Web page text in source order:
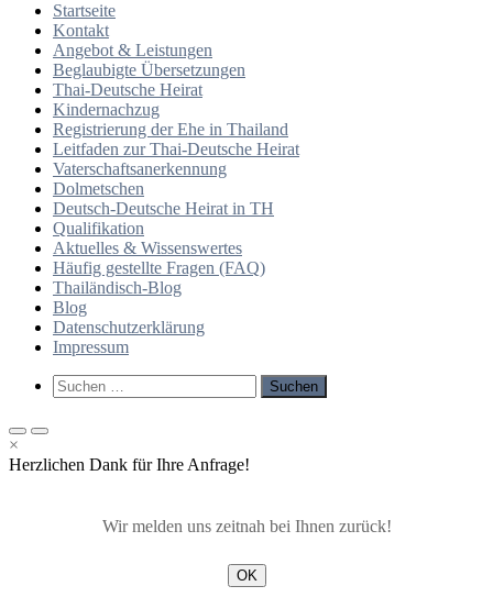
Startseite
Kontakt
Angebot & Leistungen
Beglaubigte Übersetzungen
Thai-Deutsche Heirat
Kindernachzug
Registrierung der Ehe in Thailand
Leitfaden zur Thai-Deutsche Heirat
Vaterschaftsanerkennung
Dolmetschen
Deutsch-Deutsche Heirat in TH
Qualifikation
Aktuelles & Wissenswertes
Häufig gestellte Fragen (FAQ)
Thailändisch-Blog
Blog
Datenschutzerklärung
Impressum
Such-
Formular
Suchen
nach:
Primäres
Menü
für
Primäres
Menü
für
×
Herzlichen Dank für Ihre Anfrage!
Wir melden uns zeitnah bei Ihnen zurück!
OK